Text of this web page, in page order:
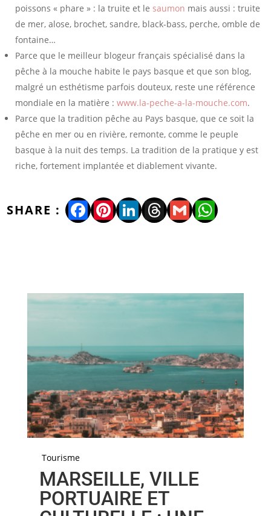
poissons « phare » : la truite et le saumon mais aussi : truite
de mer, alose, brochet, sandre, black-bass, perche, omble de
fontaine…
Parce que le meilleur blogeur français spécialisé dans la
pêche à la mouche habite le pays basque et que son blog,
malgré un esthétisme parfois douteux, reste une référence
mondiale en la matière :www.la-peche-a-la-mouche.com.
Parce que la tradition pêche au Pays basque, que ce soit la
pêche en mer ou en rivière, remonte, comme le peuple
basque à la nuit des temps. La tradition de la pratique y est
riche, fortement implantée et diablement vivante.
Facebook
Pinterest
LinkedIn
Threads
Gmail
Tourisme
MARSEILLE, VILLE
PORTUAIRE ET